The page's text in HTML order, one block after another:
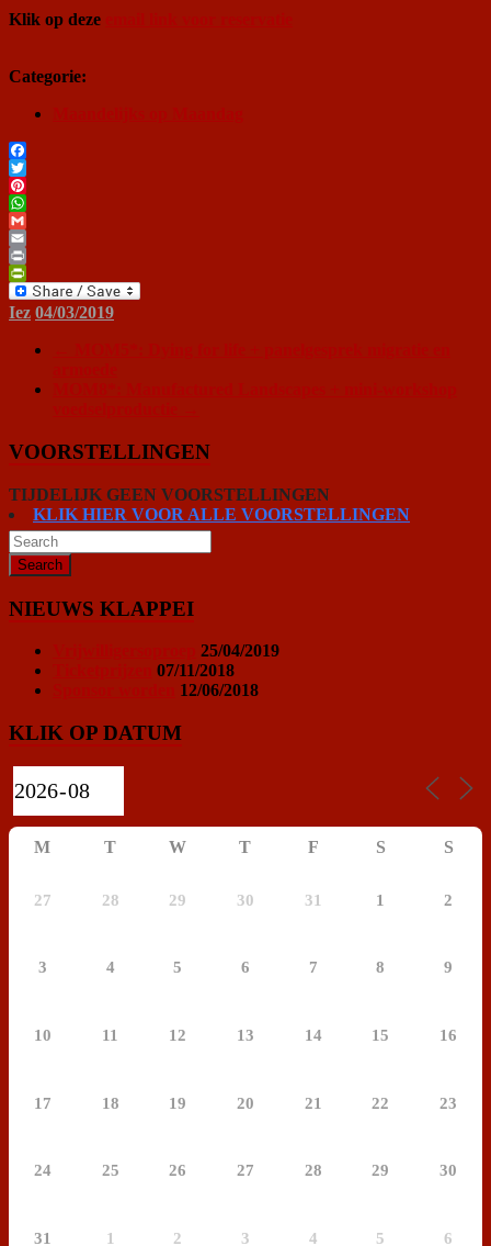
Klik op deze
Categorie:
Facebook
Twitter
Pinterest
WhatsApp
Gmail
Email
Print
PrintFriendly
Iez 04/03/2019
VOORSTELLINGEN
TIJDELIJK GEEN VOORSTELLINGEN
KLIK HIER VOOR ALLE VOORSTELLINGEN
NIEUWS KLAPPEI
25/04/2019
07/11/2018
12/06/2018
KLIK OP DATUM
M T W T F S S
27 28 29 30 31 1 2
3 4 5 6 7 8 9
10 11 12 13 14 15 16
17 18 19 20 21 22 23
24 25 26 27 28 29 30
31 1 2 3 4 5 6